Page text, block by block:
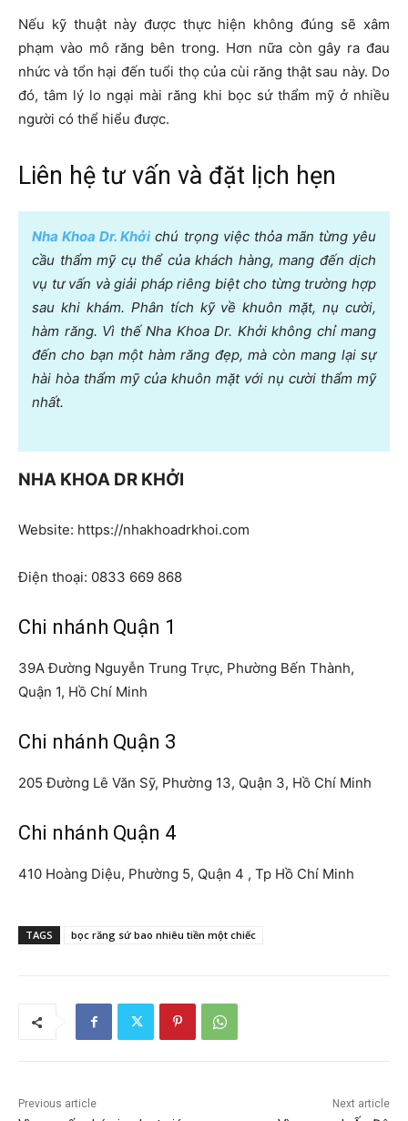
Nếu kỹ thuật này được thực hiện không đúng sẽ xâm
phạm vào mô răng bên trong. Hơn nữa còn gây ra đau
nhức và tổn hại đến tuổi thọ của cùi răng thật sau này. Do
đó, tâm lý lo ngại mài răng khi bọc sứ thẩm mỹ ở nhiều
người có thể hiểu được.
Liên hệ tư vấn và đặt lịch hẹn
Nha Khoa Dr. Khởichú trọng việc thỏa mãn từng yêu
cầu thẩm mỹ cụ thể của khách hàng, mang đến dịch
vụ tư vấn và giải pháp riêng biệt cho từng trường hợp
sau khi khám. Phân tích kỹ về khuôn mặt, nụ cười,
hàm răng. Vì thế Nha Khoa Dr. Khởi không chỉ mang
đến cho bạn một hàm răng đẹp, mà còn mang lại sự
hài hòa thẩm mỹ của khuôn mặt với nụ cười thẩm mỹ
nhất.
NHA KHOA DR KHỞI
Website: https://nhakhoadrkhoi.com
Điện thoại: 0833 669 868
Chi nhánh Quận 1
39A Đường Nguyễn Trung Trực, Phường Bến Thành,
Quận 1, Hồ Chí Minh
Chi nhánh Quận 3
205 Đường Lê Văn Sỹ, Phường 13, Quận 3, Hồ Chí Minh
Chi nhánh Quận 4
410 Hoàng Diệu, Phường 5, Quận 4 , Tp Hồ Chí Minh
TAGS bọc răng sứ bao nhiêu tiền một chiếc
Previous article Next article